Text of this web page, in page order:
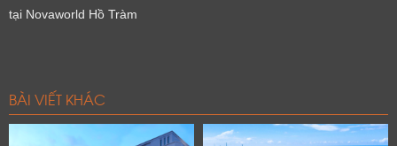
tại Novaworld Hồ Tràm
BÀI VIẾT KHÁC